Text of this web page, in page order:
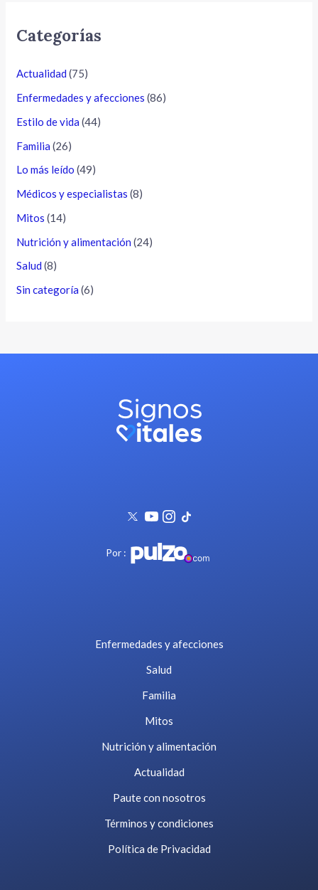
Categorías
Actualidad (75)
Enfermedades y afecciones (86)
Estilo de vida (44)
Familia (26)
Lo más leído (49)
Médicos y especialistas (8)
Mitos (14)
Nutrición y alimentación (24)
Salud (8)
Sin categoría (6)
Por :
Enfermedades y afecciones
Salud
Familia
Mitos
Nutrición y alimentación
Actualidad
Paute con nosotros
Términos y condiciones
Política de Privacidad